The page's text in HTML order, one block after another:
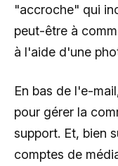
"accroche" qui
peut-être à
à l'aide d'une
En bas de l'e-
pour gérer la
support. Et, bien
comptes de